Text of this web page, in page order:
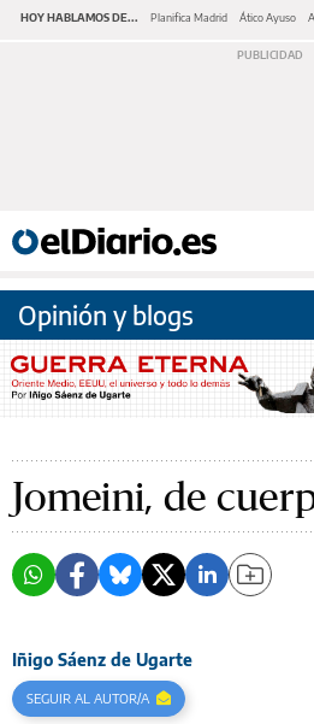
HOY HABLAMOS DE... Planifica Madrid Ático Ayuso
Opinión y blogs
Jomeini, de
Iñigo Sáenz de Ugarte
SEGUIR AL AUTOR/A